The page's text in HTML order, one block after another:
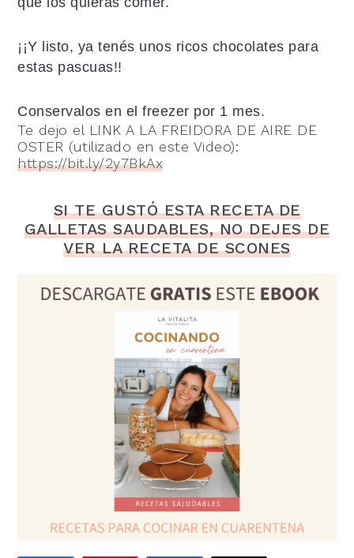
¡¡Y listo, ya tenés unos ricos chocolates para
estas pascuas!!
Conservalos en el freezer por 1 mes.
Te dejo el LINK A LA FREIDORA DE AIRE DE
OSTER (utilizado en este Video):
https://bit.ly/2y7BkAx
SI TE GUSTÓ ESTA RECETA DE
GALLETAS SAUDABLES, NO DEJES DE
VER LA RECETA DE SCONES